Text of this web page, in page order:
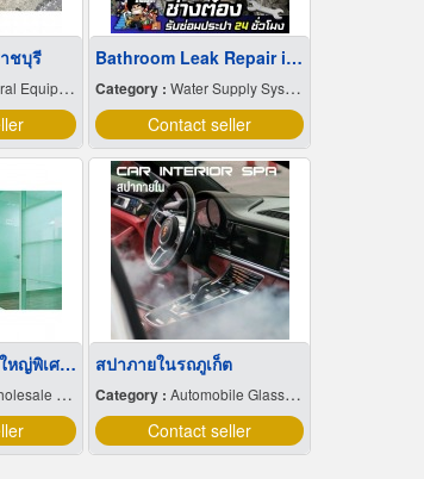
ชบุรี
& Implements
Bathroom Leak Repair in Ramintra
Category :Water Supply Systems
Contact seller
รับสั่งกระจกขนาดใหญ่พิเศษ ชลบุรี
Manufacturers
สปาภายในรถภูเก็ต
Category :Automobile Glass Coating
Contact seller